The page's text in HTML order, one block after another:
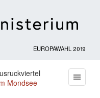
EUROPAWAHL 2019
Mondsee